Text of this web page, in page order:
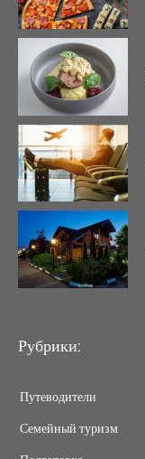
Рубрики:
Путеводители
Семейный туризм